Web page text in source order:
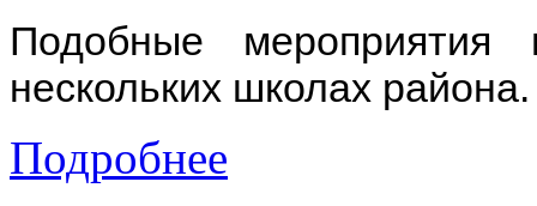
Подобные
нескольких школах района.
Подробнее